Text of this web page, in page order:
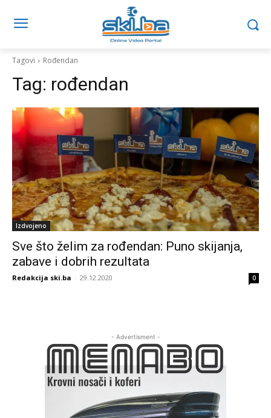
Tagovi Rođendan
Tag: rođendan
Izdvojeno
Sve što želim za rođendan: Puno skijanja,
zabave i dobrih rezultata
Redakcija ski.ba - 29.12.2020 0
- Advertisment -